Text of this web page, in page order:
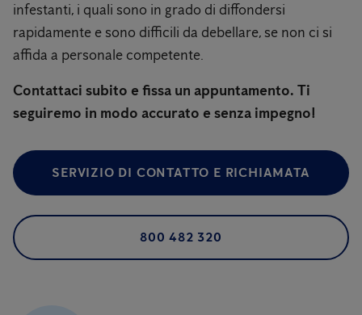
infestanti, i quali sono in grado di diffondersi
rapidamente e sono difficili da debellare, se non ci si
affida a personale competente.
Contattaci subito e fissa un appuntamento. Ti
seguiremo in modo accurato e senza impegno!
SERVIZIO DI CONTATTO E RICHIAMATA
800 482 320